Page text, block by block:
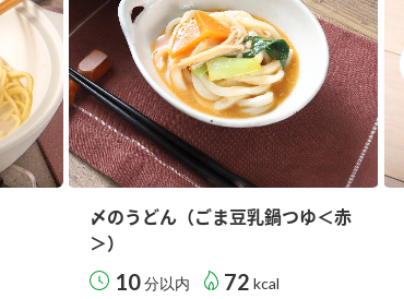
〆のうどん（ごま豆乳鍋つゆ＜赤
＞）
10分以内 72 kcal